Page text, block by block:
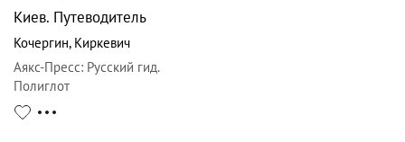
Киев. Путеводитель
Кочергин, Киркевич
Аякс-Пресс: Русский гид.
Полиглот